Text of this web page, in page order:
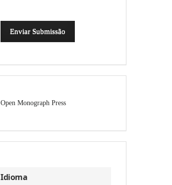
Enviar Submissão
Open Monograph Press
Idioma